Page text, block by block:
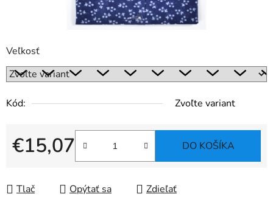
Veľkosť
Kód: Zvoľte variant
€15,07
Jednotková cena:
DO KOŠÍKA
Tlač Opýtať sa Zdieľať